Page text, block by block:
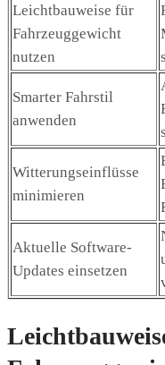
Leichtbauweise für
Fahrzeuggewicht
nutzen
Smarter Fahrstil
anwenden
Witterungseinflüsse
minimieren
Aktuelle Software-
Updates einsetzen